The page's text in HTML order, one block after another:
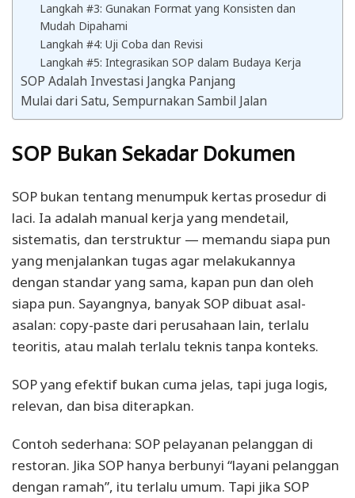
Langkah #3: Gunakan Format yang Konsisten dan
Mudah Dipahami
Langkah #4: Uji Coba dan Revisi
Langkah #5: Integrasikan SOP dalam Budaya Kerja
SOP Adalah Investasi Jangka Panjang
Mulai dari Satu, Sempurnakan Sambil Jalan
SOP Bukan Sekadar Dokumen
SOP bukan tentang menumpuk kertas prosedur di
laci. Ia adalah manual kerja yang mendetail,
sistematis, dan terstruktur — memandu siapa pun
yang menjalankan tugas agar melakukannya
dengan standar yang sama, kapan pun dan oleh
siapa pun. Sayangnya, banyak SOP dibuat asal-
asalan: copy-paste dari perusahaan lain, terlalu
teoritis, atau malah terlalu teknis tanpa konteks.
SOP yang efektif bukan cuma jelas, tapi juga logis,
relevan, dan bisa diterapkan.
Contoh sederhana: SOP pelayanan pelanggan di
restoran. Jika SOP hanya berbunyi “layani pelanggan
dengan ramah”, itu terlalu umum. Tapi jika SOP